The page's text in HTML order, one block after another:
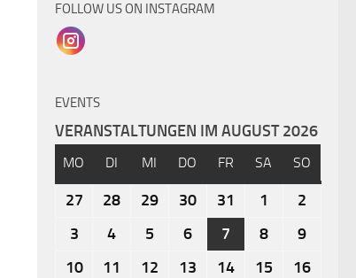
FOLLOW US ON INSTAGRAM
EVENTS
VERANSTALTUNGEN IM AUGUST 2026
MO DI MI DO FR SA SO
27 28 29 30 31 1
2
3
4 5 6 7 8
9
10
11 12 13 14 15
16